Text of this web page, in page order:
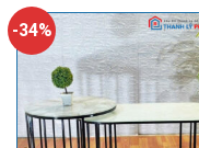
-34%